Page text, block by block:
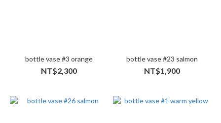
bottle vase #3 orange
NT$2,300
bottle vase #23 salmon
NT$1,900